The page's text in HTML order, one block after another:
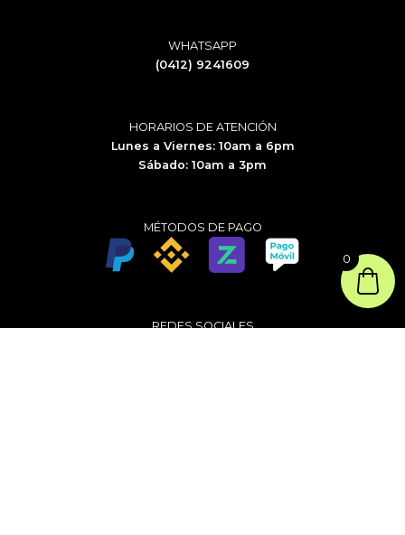
WHATSAPP
(0412) 9241609
HORARIOS DE ATENCIÓN
Lunes a Viernes: 10am a 6pm
Sábado: 10am a 3pm
MÉTODOS DE PAGO
REDES SOCIALES
0